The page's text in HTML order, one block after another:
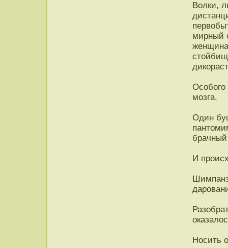
Волки,
мирный
мозга.
Один
брачный
И
Носить